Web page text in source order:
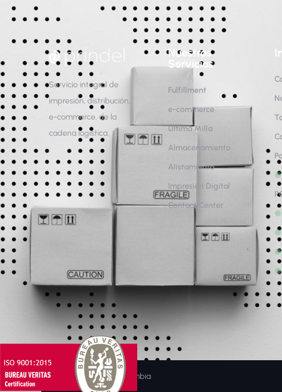
Servicio integral de
impresión, distribución,
e-commerce, de la
cadena logística.
Nuestros
Servicios
Fulfillment
e-commerce
Última Milla
Almacenamiento
Alistamiento
Impresión Digital
Contact Center
© Prindel S.A. – Colombia